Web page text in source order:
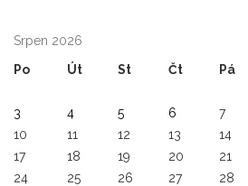
Srpen 2026
Po
Út St Čt Pá
3
4 5 6 7
10
11 12 13 14
17
18 19 20 21
24
25 26 27 28